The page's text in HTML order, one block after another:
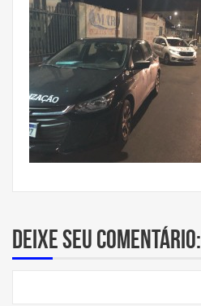
Deixe seu comentário: